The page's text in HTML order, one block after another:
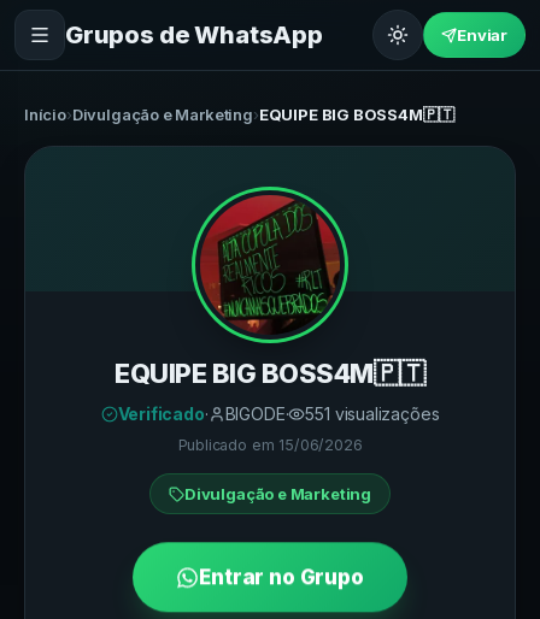
Grupos de WhatsApp Enviar
Início›Divulgação e Marketing›EQUIPE BIG BOSS4M🇵🇹
EQUIPE BIG BOSS4M🇵🇹
Verificado· BIGODE· 551 visualizações
Publicado em 15/06/2026
Divulgação e Marketing
Entrar no Grupo